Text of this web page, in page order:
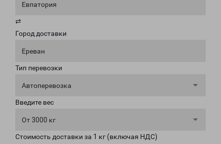
Евпатория
⇄
Город доставки
Ереван
Тип перевозки
Автоперевозка
Введите вес
От 3000 кг
Стоимость доставки за 1 кг (включая НДС)